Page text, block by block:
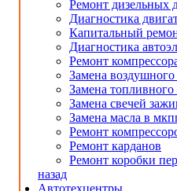
Ремонт дизельных
Диагностика
Капитальный
Диагностика
Ремонт
Замена воздушного
Замена топливного
Замена свечей
Замена масла в
Ремонт
Ремонт карданов
Ремонт коробки
назад
Автотехцентры